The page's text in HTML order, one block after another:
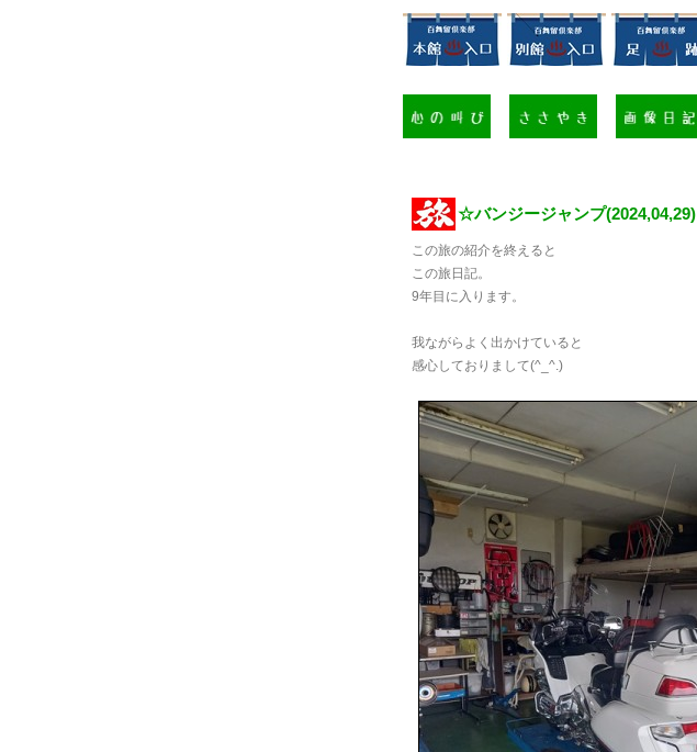
☆バンジージャンプ(2024,04,29)
この旅の紹介を終えると
この旅日記。
9年目に入ります。
我ながらよく出かけていると
感心しておりまして(^_^.)